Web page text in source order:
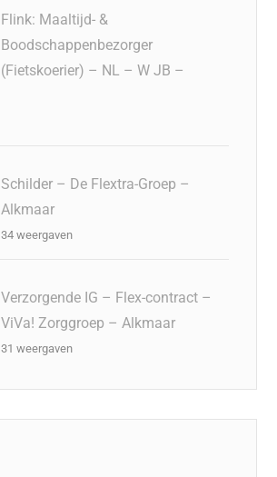
Flink: Maaltijd- &
Boodschappenbezorger
(Fietskoerier) – NL – W JB –
Schilder – De Flextra-Groep –
Alkmaar
34 weergaven
Verzorgende IG – Flex-contract –
ViVa! Zorggroep – Alkmaar
31 weergaven